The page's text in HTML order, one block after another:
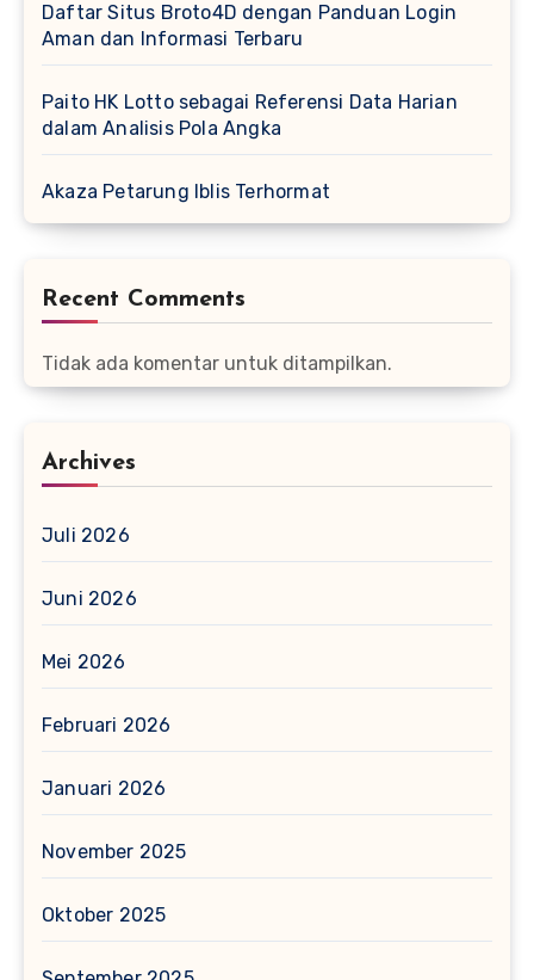
Daftar Situs Broto4D dengan Panduan Login
Aman dan Informasi Terbaru
Paito HK Lotto sebagai Referensi Data Harian
dalam Analisis Pola Angka
Akaza Petarung Iblis Terhormat
Recent Comments
Tidak ada komentar untuk ditampilkan.
Archives
Juli 2026
Juni 2026
Mei 2026
Februari 2026
Januari 2026
November 2025
Oktober 2025